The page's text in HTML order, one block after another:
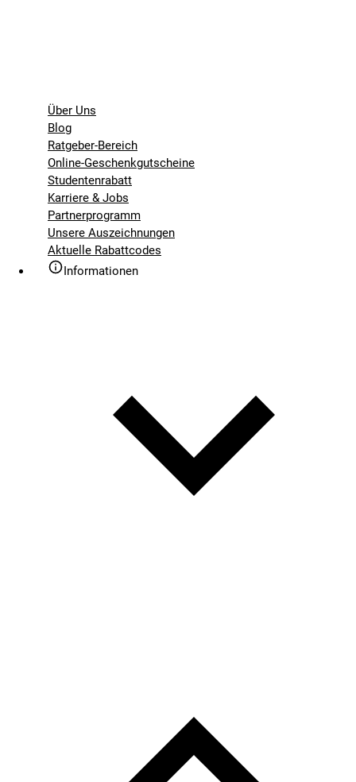
Über Uns
Blog
Ratgeber-Bereich
Online-Geschenkgutscheine
Studentenrabatt
Karriere & Jobs
Partnerprogramm
Unsere Auszeichnungen
Aktuelle Rabattcodes
Informationen